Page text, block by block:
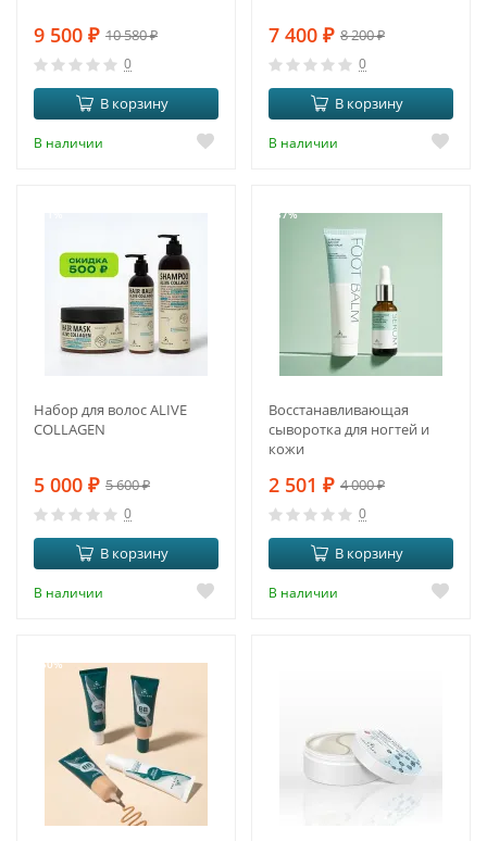
9 500 ₽ 10 580₽
0
В корзину
В наличии
7 400 ₽ 8 200₽
0
В корзину
В наличии
Набор для волос ALIVE
COLLAGEN
5 000 ₽ 5 600₽
0
В корзину
В наличии
-37%
Восстанавливающая
сыворотка для ногтей и
кожи
2 501 ₽ 4 000₽
0
В корзину
В наличии
-50%